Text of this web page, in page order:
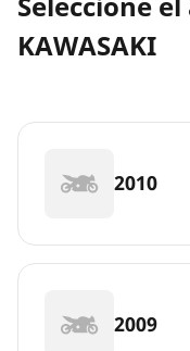
KAWASAKI
2010
2009